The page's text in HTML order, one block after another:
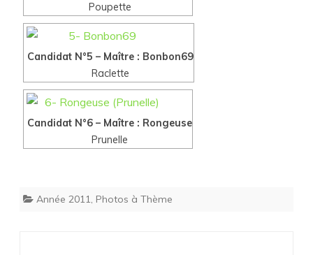
Poupette
Candidat N°5 – Maître : Bonbon69
Raclette
Candidat N°6 – Maître : Rongeuse
Prunelle
Année 2011, Photos à Thème